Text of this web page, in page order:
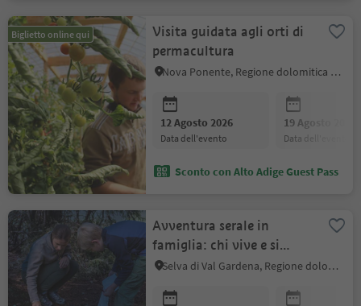
Biglietto online qui
Visita guidata agli orti di
permacultura
Nova Ponente, Regione dolomitica Val d'Ega
12 Agosto 2026
data dell'evento
19 Agosto 2026
data dell'evento
Sconto con Alto Adige Guest Pass
Avventura serale in
famiglia: chi vive e si
nasconde nel bosco?
Selva di Val Gardena, Regione dolomitica Val Gardena